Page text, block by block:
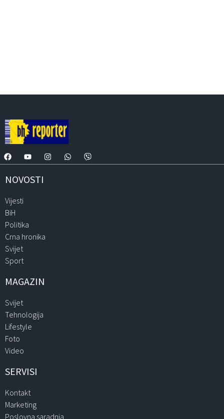
NOVOSTI
Vijesti
BiH
Politika
Crna hronika
Svijet
Sport
MAGAZIN
Svijet
Tehnologija
Lifestyle
Foto
Video
SERVISI
Kontakt
Marketing
Poslovna saradnja